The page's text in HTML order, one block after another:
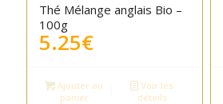
Thé Mélange anglais Bio –
100g
5.25€
Ajouter au
panier
Voir les
détails